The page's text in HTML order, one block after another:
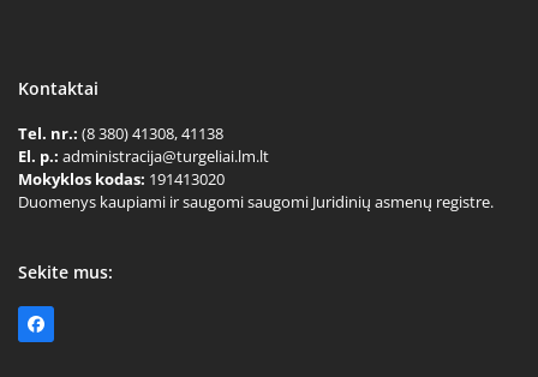
Kontaktai
Tel. nr.: (8 380) 41308, 41138
El. p.: administracija@turgeliai.lm.lt
Mokyklos kodas: 191413020
Duomenys kaupiami ir saugomi saugomi Juridinių asmenų registre.
Sekite mus:
Facebook